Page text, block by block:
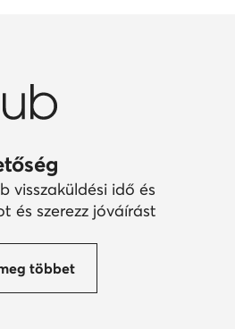
visszaküldési idő és
és szerezz jóváírást
többet